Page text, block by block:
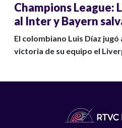
Champions League:
al Inter y Bayern
El colombiano Luis Díaz
victoria de su equipo el